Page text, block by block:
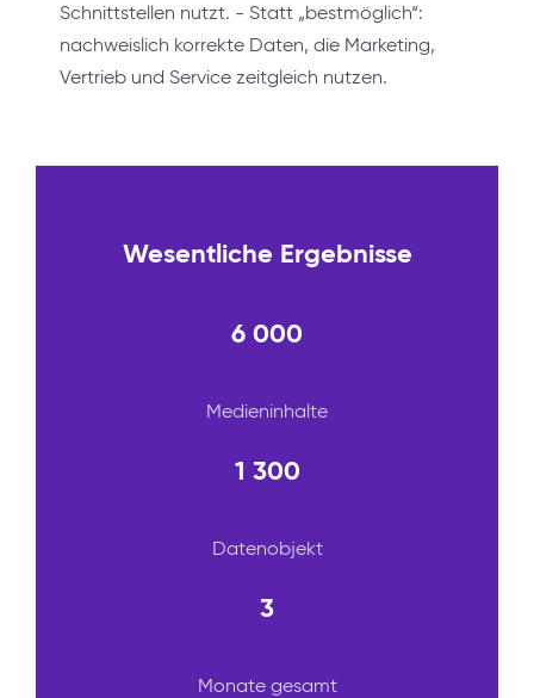
Schnittstellen nutzt. - Statt „bestmöglich“:
nachweislich korrekte Daten, die Marketing,
Vertrieb und Service zeitgleich nutzen.
Wesentliche Ergebnisse
6 000
Medieninhalte
1 300
Datenobjekt
3
Monate gesamt